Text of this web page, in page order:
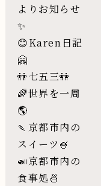
よりお知らせ
✨
😊Karen日記
🤗
👬七五三👭
🌈世界を一周
🌎
🍡京都市内の
スイーツ🍧
🍛京都市内の
食事処🍜